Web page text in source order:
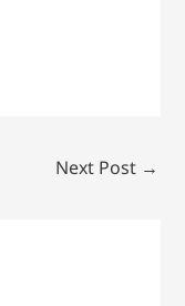
Next Post →